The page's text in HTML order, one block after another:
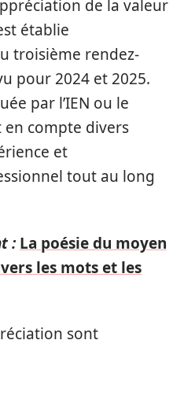
de la valeur
établie
troisième rendez-
pour 2024 et 2025.
par l’IEN ou le
en compte divers
et
tout au long
: La poésie du moyen
les mots et les
sont